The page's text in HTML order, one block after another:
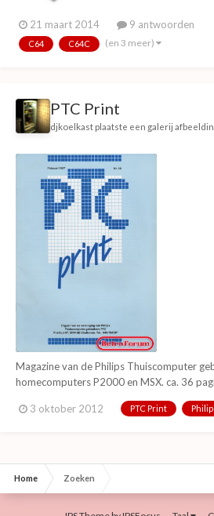
21 maart 2014 9 antwoorden
C64 C64C (en 3 meer)
PTC Print
djkoelkast plaatste een galerij
Magazine van de Philips Thuiscomputer
homecomputers P2000 en MSX. ca. 36
3 oktober 2012
PTC Print
Home Zoeken